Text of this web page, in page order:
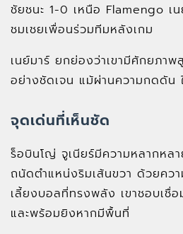
ชัยชนะ 1-0 เหนือ Flamengo เ
ชมเชยเพื่อนร่วมทีมหลังเกม
เนย์มาร์ ยกย่องว่าเขามีศักยภา
อย่างชัดเจน แม้ผ่านความกดดัน
จุดเด่นที่เห็นชัด
ร็อบินโญ่ จูเนียร์มีความหลากหล
ถนัดตำแหน่งริมเส้นขวา ด้วยควา
เลี้ยงบอลที่ทรงพลัง เขาชอบเชื่
และพร้อมยิงหากมีพื้นที่